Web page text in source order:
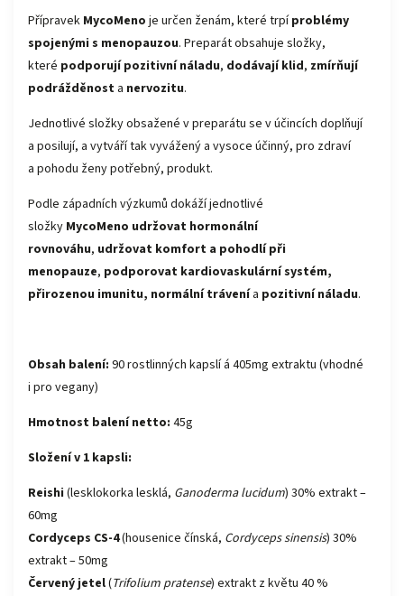
Přípravek MycoMeno je určen ženám, které trpíproblémy
spojenými s menopauzou. Preparát obsahuje složky,
které podporují pozitivní náladu, dodávají klid, zmírňují
podrážděnost a nervozitu.
Jednotlivé složky obsažené v preparátu se v účincích doplňují
a posilují, a vytváří tak vyvážený a vysoce účinný, pro zdraví
a pohodu ženy potřebný, produkt.
Podle západních výzkumů dokáží jednotlivé
složky MycoMeno udržovat hormonální
rovnováhu, udržovat komfort a pohodlí při
menopauze, podporovat kardiovaskulární systém,
přirozenou imunitu, normální trávenía pozitivní náladu.
Obsah balení: 90 rostlinných kapslí á 405mg extraktu (vhodné
i pro vegany)
Hmotnost balení netto: 45g
Složení v 1 kapsli:
Reishi (lesklokorka lesklá, Ganoderma lucidum) 30% extrakt –
60mg
Cordyceps CS-4(housenice čínská, Cordyceps sinensis) 30%
extrakt – 50mg
Červený jetel(Trifolium pratense) extrakt z květu 40 %